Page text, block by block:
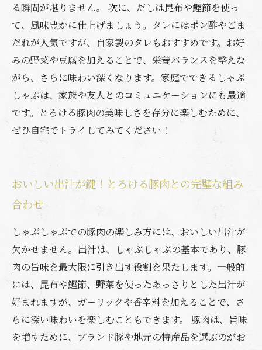
る瞬間が堪りません。 次に、だしは昆布や鰹節を使っ
て、風味豊かに仕上げましょう。タレにはポン酢やごま
だれが人気ですが、自家製のタレもおすすめです。お好
みの野菜や豆腐を加えることで、栄養バランスを整えな
がら、さらに味わい深くなります。家庭でできるしゃぶ
しゃぶは、家族や友人とのコミュニケーションにも最適
です。とろける豚肉の美味しさを存分に楽しむために、
ぜひ自宅でトライしてみてください！
おいしい出汁が鍵！とろける豚肉との完璧な組み
合わせ
しゃぶしゃぶでの豚肉の楽しみ方には、おいしい出汁が
欠かせません。出汁は、しゃぶしゃぶの基本であり、豚
肉の旨味を最大限に引き出す役割を果たします。一般的
には、昆布や鰹節、野菜を使ったあっさりとした出汁が
好まれますが、ガーリックや香辛料を加えることで、さ
らに深い味わいを楽しむこともできます。 豚肉は、旨味
を増すために、ブランド豚や地元の特産品を選ぶのがお